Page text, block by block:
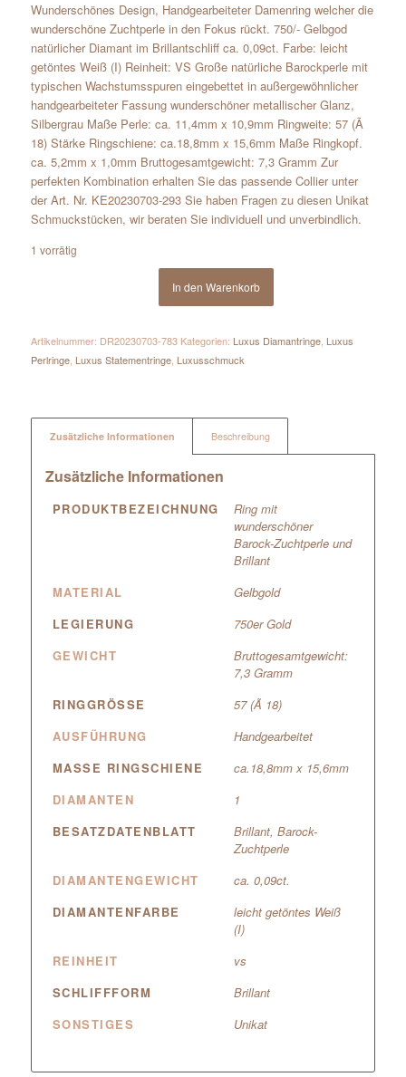
Wunderschönes Design, Handgearbeiteter Damenring welcher die
wunderschöne Zuchtperle in den Fokus rückt. 750/- Gelbgod
natürlicher Diamant im Brillantschliff ca. 0,09ct. Farbe: leicht
getöntes Weiß (I) Reinheit: VS Große natürliche Barockperle mit
typischen Wachstumsspuren eingebettet in außergewöhnlicher
handgearbeiteter Fassung wunderschöner metallischer Glanz,
Silbergrau Maße Perle: ca. 11,4mm x 10,9mm Ringweite: 57 (Ã
18) Stärke Ringschiene: ca.18,8mm x 15,6mm Maße Ringkopf.
ca. 5,2mm x 1,0mm Bruttogesamtgewicht: 7,3 Gramm Zur
perfekten Kombination erhalten Sie das passende Collier unter
der Art. Nr. KE20230703-293 Sie haben Fragen zu diesen Unikat
Schmuckstücken, wir beraten Sie individuell und unverbindlich.
1 vorrätig
In den Warenkorb
Artikelnummer: DR20230703-783 Kategorien: Luxus Diamantringe, Luxus
Perlringe, Luxus Statementringe, Luxusschmuck
Zusätzliche Informationen Beschreibung
Zusätzliche Informationen
PRODUKTBEZEICHNUNG
Ring mit
wunderschöner
Barock-Zuchtperle und
Brillant
MATERIAL
Gelbgold
LEGIERUNG
750er Gold
GEWICHT
Bruttogesamtgewicht:
7,3 Gramm
RINGGRÖSSE
57 (Ã 18)
AUSFÜHRUNG
Handgearbeitet
MASSE RINGSCHIENE
ca.18,8mm x 15,6mm
DIAMANTEN
1
BESATZDATENBLATT
Brillant, Barock-
Zuchtperle
DIAMANTENGEWICHT
ca. 0,09ct.
DIAMANTENFARBE
leicht getöntes Weiß
(I)
REINHEIT
vs
SCHLIFFFORM
Brillant
SONSTIGES
Unikat